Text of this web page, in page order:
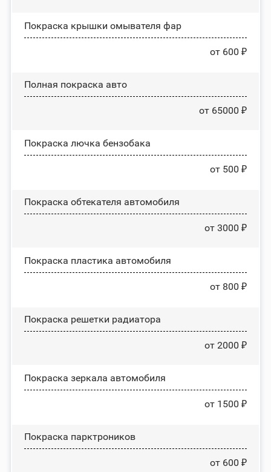
Покраска крышки омывателя фар
от 600 ₽
Полная покраска авто
от 65000 ₽
Покраска лючка бензобака
от 500 ₽
Покраска обтекателя автомобиля
от 3000 ₽
Покраска пластика автомобиля
от 800 ₽
Покраска решетки радиатора
от 2000 ₽
Покраска зеркала автомобиля
от 1500 ₽
Покраска парктроников
от 600 ₽